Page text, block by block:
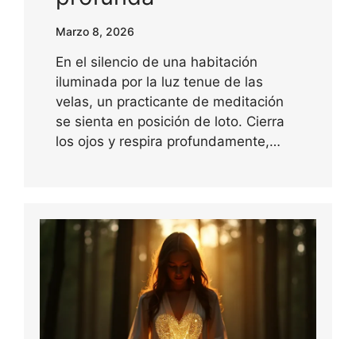
Marzo 8, 2026
En el silencio de una habitación
iluminada por la luz tenue de las
velas, un practicante de meditación
se sienta en posición de loto. Cierra
los ojos y respira profundamente,…